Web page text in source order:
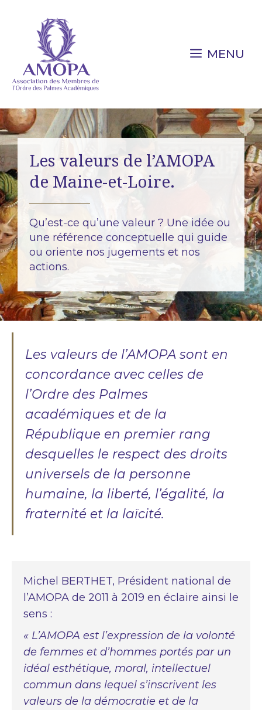
contenu
MENU
Les valeurs de l’AMOPA
de Maine-et-Loire.
Qu’est-ce qu’une valeur ? Une idée ou
une référence conceptuelle qui guide
ou oriente nos jugements et nos
actions.
Les valeurs de l’AMOPA sont en
concordance avec celles de
l’Ordre des Palmes
académiques et de la
République en premier rang
desquelles le respect des droits
universels de la personne
humaine, la liberté, l’égalité, la
fraternité et la laïcité.
Michel BERTHET, Président national de
l’AMOPA de 2011 à 2019 en éclaire ainsi le
sens :
« L’AMOPA est l’expression de la volonté
de femmes et d’hommes portés par un
idéal esthétique, moral, intellectuel
commun dans lequel s’inscrivent les
valeurs de la démocratie et de la